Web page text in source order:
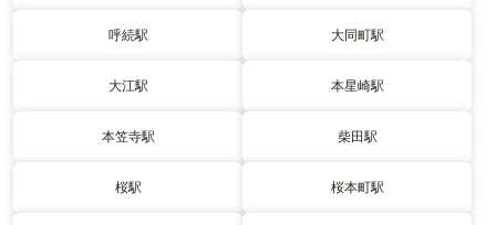
呼続駅 大同町駅
大江駅 本星崎駅
本笠寺駅 柴田駅
桜駅 桜本町駅